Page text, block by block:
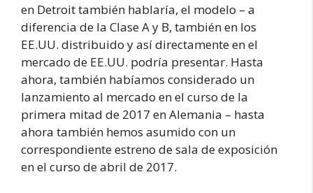
en Detroit también hablaría, el modelo – a
diferencia de la Clase A y B, también en los
EE.UU. distribuido y así directamente en el
mercado de EE.UU. podría presentar. Hasta
ahora, también habíamos considerado un
lanzamiento al mercado en el curso de la
primera mitad de 2017 en Alemania – hasta
ahora también hemos asumido con un
correspondiente estreno de sala de exposición
en el curso de abril de 2017.